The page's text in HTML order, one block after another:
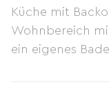
Küche mit
Wohnbereich
ein eigenes